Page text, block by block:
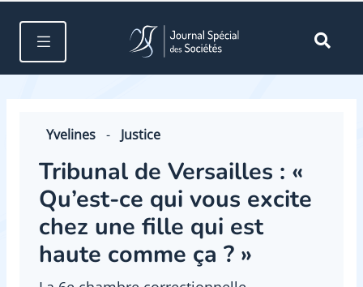
Yvelines - Justice
Tribunal de Versailles : «
Qu’est-ce qui vous excite
chez une fille qui est
haute comme ça ? »